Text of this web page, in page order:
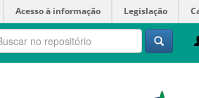
Acesso à informação Legislação